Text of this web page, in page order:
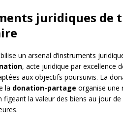
juridiques de
un arsenal d’instruments
, acte juridique par excellence
aux objectifs poursuivis. La
la donation-partage organise une
la valeur des biens au jour de